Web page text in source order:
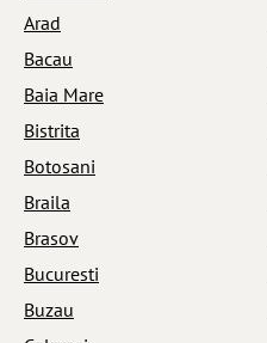
Arad
Bacau
Baia Mare
Bistrita
Botosani
Braila
Brasov
Bucuresti
Buzau